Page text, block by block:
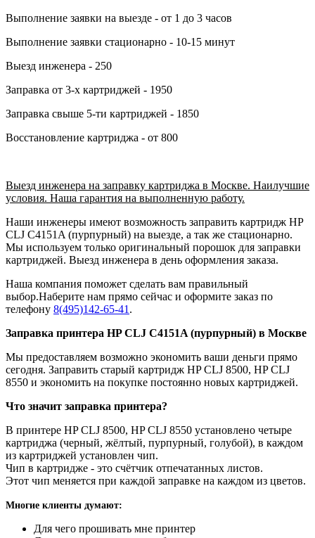
Выполнение заявки на выезде - от 1 до 3 часов
Выполнение заявки стационарно - 10-15 минут
Выезд инженера - 250
Заправка от 3-х картриджей - 1950
Заправка свыше 5-ти картриджей - 1850
Восстановление картриджа - от 800
Выезд инженера на заправку картриджа в Москве. Наилучшие
условия. Наша гарантия на выполненную работу.
Наши инженеры имеют возможность заправить картридж HP
CLJ С4151A (пурпурный) на выезде, а так же стационарно.
Мы используем только оригинальный порошок для заправки
картриджей. Выезд инженера в день оформления заказа.
Наша компания поможет сделать вам правильный
выбор.Наберите нам прямо сейчас и оформите заказ по
телефону 8(495)142-65-41 .
Заправка принтера HP CLJ С4151A (пурпурный) в Москве
Мы предоставляем возможно экономить ваши деньги прямо
сегодня. Заправить старый картридж HP CLJ 8500, HP CLJ
8550 и экономить на покупке постоянно новых картриджей.
Что значит заправка принтера?
В принтере HP CLJ 8500, HP CLJ 8550 установлено четыре
картриджа (черный, жёлтый, пурпурный, голубой), в каждом
из картриджей установлен чип.
Чип в картридже - это счётчик отпечатанных листов.
Этот чип меняется при каждой заправке на каждом из цветов.
Многие клиенты думают:
Для чего прошивать мне принтер